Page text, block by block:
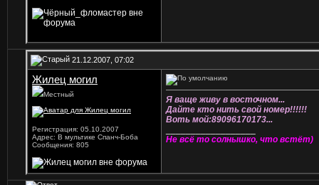
21.12.2007, 07:02
Жилец могил
Местный
Регистрация: 05.10.2007
Адрес: В мультике Спанч-Боба
Сообщения: 805
Я ваще живу в восточном...
Дайте кто нить свой номер!!!!!!
Воть мой:89096170173...
Не всё то солнышко, что встёт)